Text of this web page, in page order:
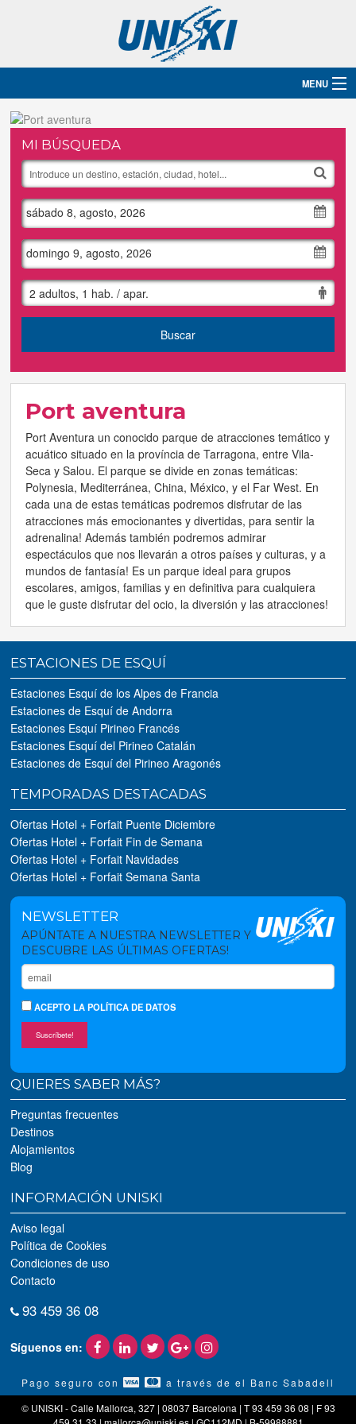
MENU
Inicio
Destinos
Hoteles
Grupos
Ski
Blog
Contacto
Inicia sessión
Regístrate
MI BÚSQUEDA
sábado 8, agosto, 2026
domingo 9, agosto, 2026
2 adultos, 1 hab. / apar.
Buscar
Port aventura
Port Aventura un conocido parque de atracciones temático y
acuático situado en la província de Tarragona, entre Vila-
Seca y Salou. El parque se divide en zonas temáticas:
Polynesia, Mediterránea, China, México, y el Far West. En
cada una de estas temáticas podremos disfrutar de las
atracciones más emocionantes y divertidas, para sentir la
adrenalina! Además también podremos admirar
espectáculos que nos llevarán a otros países y culturas, y a
mundos de fantasía! Es un parque ideal para grupos
escolares, amigos, familias y en definitiva para cualquiera
que le guste disfrutar del ocio, la diversión y las atracciones!
ESTACIONES DE ESQUÍ
Estaciones Esquí de los Alpes de Francia
Estaciones de Esquí de Andorra
Estaciones Esquí Pirineo Francés
Estaciones Esquí del Pirineo Catalán
Estaciones de Esquí del Pirineo Aragonés
TEMPORADAS DESTACADAS
Ofertas Hotel + Forfait Puente Diciembre
Ofertas Hotel + Forfait Fin de Semana
Ofertas Hotel + Forfait Navidades
Ofertas Hotel + Forfait Semana Santa
NEWSLETTER
APÚNTATE A NUESTRA NEWSLETTER Y
DESCUBRE LAS ÚLTIMAS OFERTAS!
ACEPTOLA POLÍTICA DE DATOS
Suscríbete!
QUIERES SABER MÁS?
Preguntas frecuentes
Destinos
Alojamientos
Blog
INFORMACIÓN UNISKI
Aviso legal
Política de Cookies
Condiciones de uso
Contacto
93 459 36 08
Síguenos en:
Pago seguro con
a través de el Banc Sabadell
© UNISKI - Calle Mallorca, 327 | 08037 Barcelona | T 93 459 36 08 | F 93